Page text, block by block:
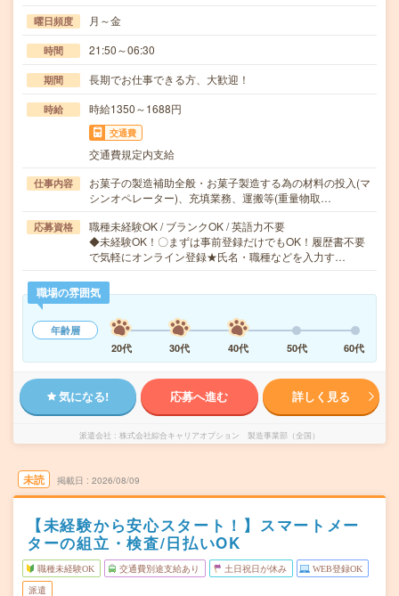
曜日頻度 月～金
時間 21:50～06:30
期間 長期でお仕事できる方、大歓迎！
時給 時給1350～1688円
交通費
交通費規定内支給
仕事内容
お菓子の製造補助全般・お菓子製造する為の材料の投入(マ
シンオペレーター)、充填業務、運搬等(重量物取…
応募資格
職種未経験OK / ブランクOK / 英語力不要
◆未経験OK！〇まずは事前登録だけでもOK！履歴書不要
で気軽にオンライン登録★氏名・職種などを入力す…
職場の雰囲気
年齢層
20代
30代 40代 50代 60代
気になる! 応募へ進む 詳しく見る
派遣会社 株式会社綜合キャリアオプション 製造事業部（全国）
未読 掲載日 2026/08/09
【未経験から安心スタート！】スマートメー
ターの組立・検査/日払いOK
職種未経験OK 交通費別途支給あり 土日祝日が休み WEB登録OK
派遣